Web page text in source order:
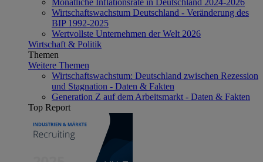
Wirtschaftswachstum Deutschland - Veränderung des
BIP 1992-2025
Wertvollste Unternehmen der Welt 2026
Wirtschaft & Politik
Themen
Weitere Themen
Wirtschaftswachstum: Deutschland zwischen Rezession
und Stagnation - Daten & Fakten
Generation Z auf dem Arbeitsmarkt - Daten & Fakten
Top Report